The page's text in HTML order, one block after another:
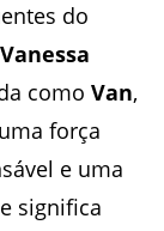
do
Vanessa
como Van,
força
e uma
significa